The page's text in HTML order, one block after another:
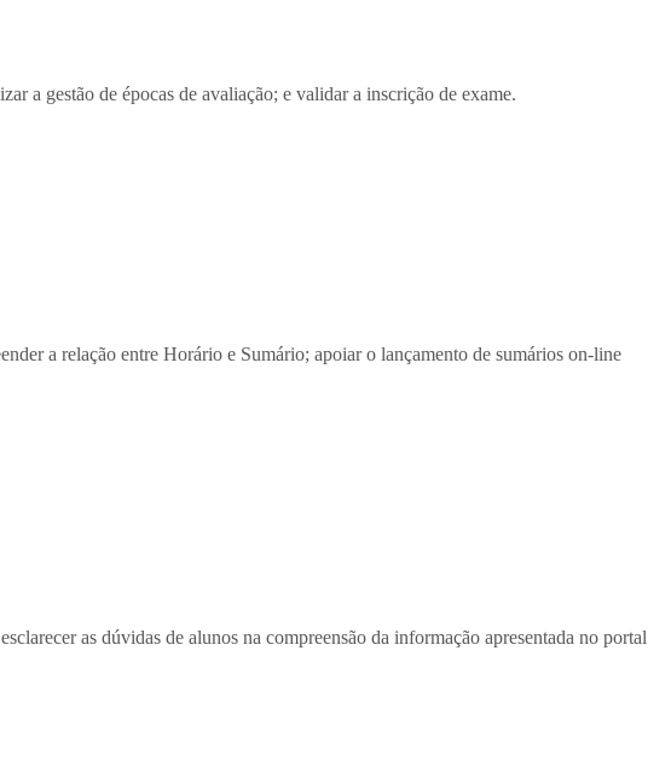
a gestão de épocas de avaliação; e validar a inscrição de exame.
a relação entre Horário e Sumário; apoiar o lançamento de sumários on-line
as dúvidas de alunos na compreensão da informação apresentada no portal